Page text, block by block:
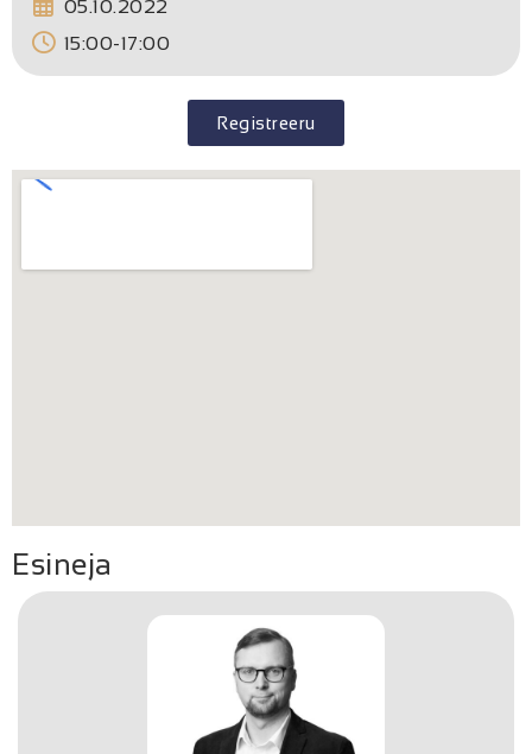
05.10.2022
15:00-17:00
Registreeru
Esineja